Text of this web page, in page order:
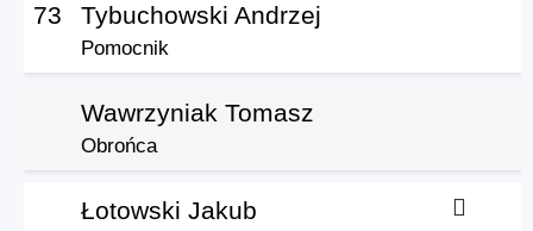
73 Tybuchowski Andrzej
Pomocnik
Wawrzyniak Tomasz
Obrońca
Łotowski Jakub